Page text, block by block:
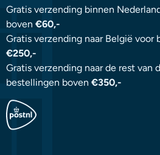
Gratis verzending binnen
boven €60,-
Gratis verzending naar België voor
€250,-
Gratis verzending naar de rest van
bestellingen boven €350,-